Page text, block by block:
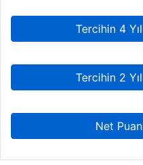
Tercihin 4
Tercihin 2
Net